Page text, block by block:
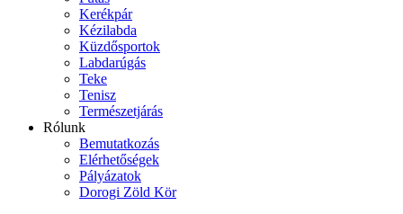
Kerékpár
Kézilabda
Küzdősportok
Labdarúgás
Teke
Tenisz
Természetjárás
Rólunk
Bemutatkozás
Elérhetőségek
Pályázatok
Dorogi Zöld Kör